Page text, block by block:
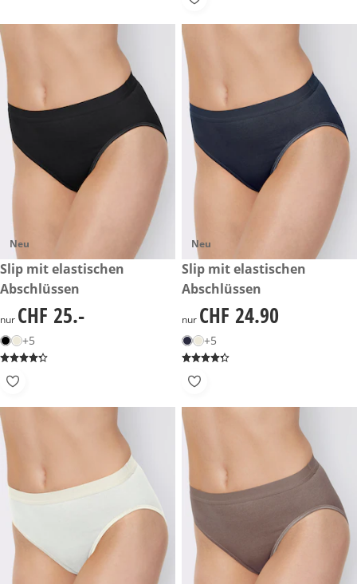
Neu
CHF 25.-
Slip mit elastischen
Abschlüssen
CHF 25.-
nur CHF 25.-
+5
Neu
CHF 24.90
Slip mit elastischen
Abschlüssen
CHF 24.90
nur CHF 24.90
+5